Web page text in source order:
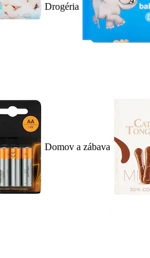
Drogéria
Domov a zábava